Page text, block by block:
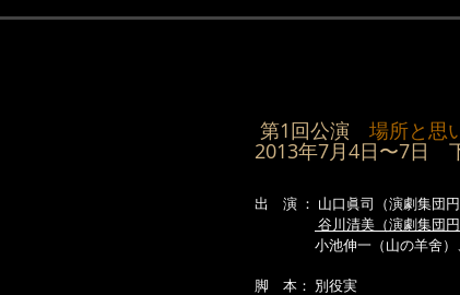
第1回公演 場所と思
2013年7月4日〜7日
出 演 ： 山口眞司（演劇集団円
谷川清美（演劇集団円
小池伸一（山の羊舍）、
脚 本： 別役実